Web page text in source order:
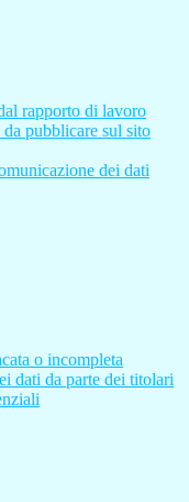
rapporto di lavoro
pubblicare sul sito
dei dati
o incompleta
dati da parte dei titolari